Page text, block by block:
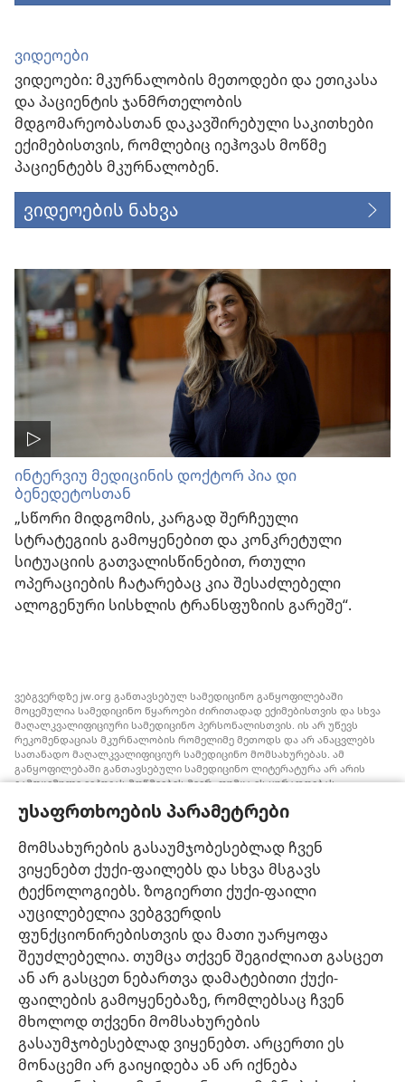
უსაფრთხოების პარამეტრები
მომსახურების გასაუმჯობესებლად ჩვენ
ვიყენებთ ქუქი-ფაილებს და სხვა მსგავს
ტექნოლოგიებს. ზოგიერთი ქუქი-ფაილი
აუცილებელია ვებგვერდის
ფუნქციონირებისთვის და მათი უარყოფა
შეუძლებელია. თუმცა თქვენ შეგიძლიათ გასცეთ
ან არ გასცეთ ნებართვა დამატებითი ქუქი-
ფაილების გამოყენებაზე, რომლებსაც ჩვენ
მხოლოდ თქვენი მომსახურების
გასაუმჯობესებლად ვიყენებთ. არცერთი ეს
მონაცემი არ გაიყიდება ან არ იქნება
ვიდეოები
ვიდეოები: მკურნალობის მეთოდები და ეთიკასა
და პაციენტის ჯანმრთელობის
მდგომარეობასთან დაკავშირებული საკითხები
ექიმებისთვის, რომლებიც იეჰოვას მოწმე
პაციენტებს მკურნალობენ.
ვიდეოების ნახვა
ინტერვიუ მედიცინის დოქტორ პია დი
ბენედეტოსთან
„სწორი მიდგომის, კარგად შერჩეული
სტრატეგიის გამოყენებით და კონკრეტული
სიტუაციის გათვალისწინებით, რთული
ოპერაციების ჩატარებაც კია შესაძლებელი
ალოგენური სისხლის ტრანსფუზიის გარეშე“.
ვებგვერდზე jw.org განთავსებულ სამედიცინო განყოფილებაში
მოცემულია სამედიცინო წყაროები ძირითადად ექიმებისთვის და სხვა
მაღალკვალიფიციური სამედიცინო პერსონალისთვის. ის არ უწევს
რეკომენდაციას მკურნალობის რომელიმე მეთოდს და არ ანაცვლებს
სათანადო მაღალკვალიფიციურ სამედიცინო მომსახურებას. ამ
განყოფილებაში განთავსებული სამედიცინო ლიტერატურა არ არის
გამოცემული იეჰოვას მოწმეების მიერ, თუმცა ის ყურადღებას
რომელიც შესაძლოა ყურადსაღები იყოს. თითოეული მედიკოსი
ვალდებულია, ინფორმირებული იყოს მედიცინაში არსებული
მიღწევების თაობაზე, რათა მკურნალობის ის მეთოდი შესთავაზოს
პაციენტს, რომელიც მისი ჯანმრთელობის მდგომარეობას საუკეთესოდ
შეესაბამება და არ ეწინააღმდეგება პაციენტის სურვილს,
ფასეულობებსა და მრწამსს. აქ მოცემული მკურნალობის მეთოდები
გამოიყენება ინდივიდუალურად, პაციენტის საჭიროებების
გათვალისწინებით.
პაციენტებისთვის: ყოველთვის მიმართეთ თქვენს ექიმს ან სხვა
მაღალკვალიფიციურ სამედიცინო პერსონალს, როდესაც
ჯანმრთელობის პრობლემები გექმნებათ ან საჭიროებთ მკურნალობას.
მიმართეთ ექიმს, თუ ფიქრობთ, რომ რაღაც გაწუხებთ.
ვებგვერდით სარგებლობა შესაძლებელიადადგენილი წესების
ფარგლებში.